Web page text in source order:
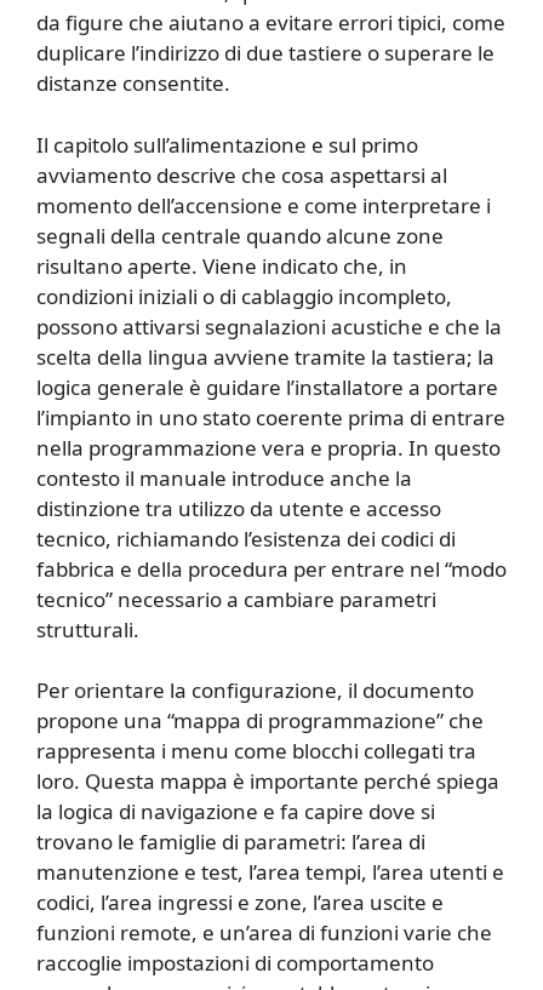
da figure che aiutano a evitare errori tipici, come
duplicare l’indirizzo di due tastiere o superare le
distanze consentite.
Il capitolo sull’alimentazione e sul primo
avviamento descrive che cosa aspettarsi al
momento dell’accensione e come interpretare i
segnali della centrale quando alcune zone
risultano aperte. Viene indicato che, in
condizioni iniziali o di cablaggio incompleto,
possono attivarsi segnalazioni acustiche e che la
scelta della lingua avviene tramite la tastiera; la
logica generale è guidare l’installatore a portare
l’impianto in uno stato coerente prima di entrare
nella programmazione vera e propria. In questo
contesto il manuale introduce anche la
distinzione tra utilizzo da utente e accesso
tecnico, richiamando l’esistenza dei codici di
fabbrica e della procedura per entrare nel “modo
tecnico” necessario a cambiare parametri
strutturali.
Per orientare la configurazione, il documento
propone una “mappa di programmazione” che
rappresenta i menu come blocchi collegati tra
loro. Questa mappa è importante perché spiega
la logica di navigazione e fa capire dove si
trovano le famiglie di parametri: l’area di
manutenzione e test, l’area tempi, l’area utenti e
codici, l’area ingressi e zone, l’area uscite e
funzioni remote, e un’area di funzioni varie che
raccoglie impostazioni di comportamento